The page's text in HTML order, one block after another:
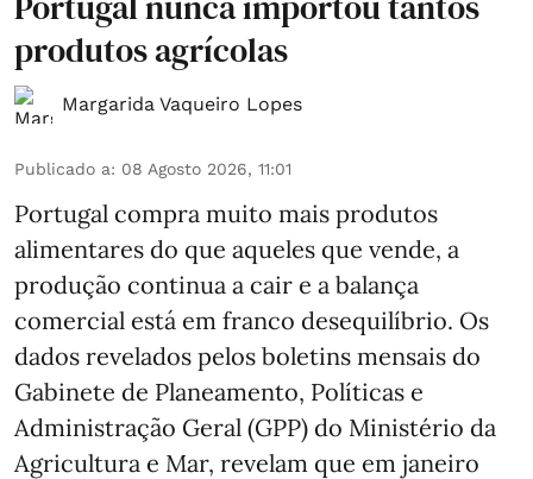
produtos agrícolas
Margarida Vaqueiro Lopes
Publicado a: 08 Agosto 2026, 11:01
Portugal compra muito mais produtos
alimentares do que aqueles que vende, a
produção continua a cair e a balança
comercial está em franco desequilíbrio. Os
dados revelados pelos boletins mensais do
Gabinete de Planeamento, Políticas e
Administração Geral (GPP) do Ministério da
Agricultura e Mar, revelam que em janeiro